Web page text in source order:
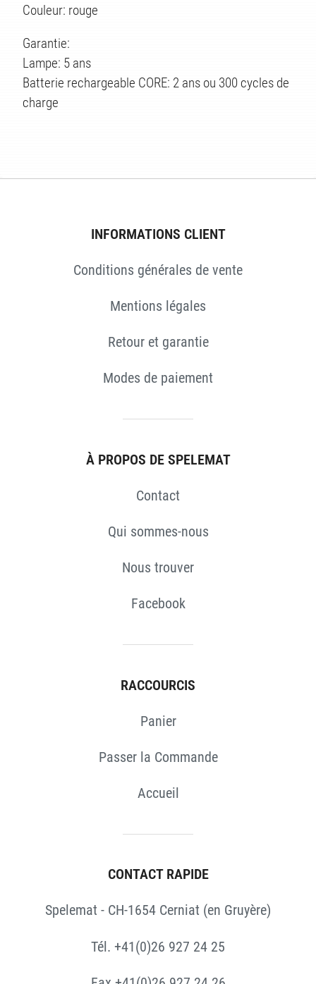
Couleur: rouge
Garantie:
Lampe: 5 ans
Batterie rechargeable CORE: 2 ans ou 300 cycles de
charge
INFORMATIONS CLIENT
Conditions générales de vente
Mentions légales
Retour et garantie
Modes de paiement
À PROPOS DE SPELEMAT
Contact
Qui sommes-nous
Nous trouver
Facebook
RACCOURCIS
Panier
Passer la Commande
Accueil
CONTACT RAPIDE
Spelemat - CH-1654 Cerniat (en Gruyère)
Tél. +41(0)26 927 24 25